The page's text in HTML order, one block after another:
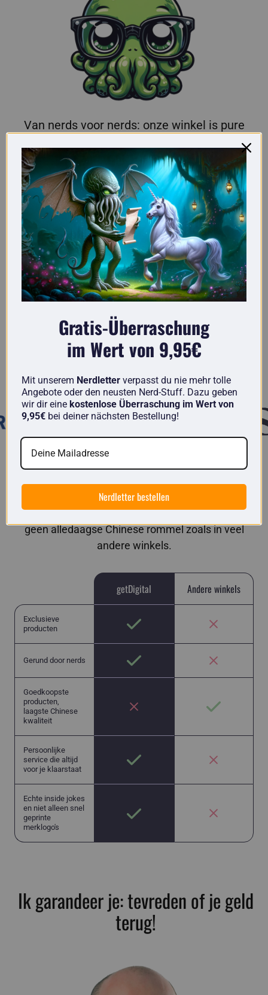
Van nerds voor nerds: onze winkel is pure
Hier vind je echt originele cadeaus voor
nerds.
Bekend van
getDigital in vergelijking
Hier vind je unieke spullen van nerds voor nerds en
geen alledaagse Chinese rommel zoals in veel
andere winkels.
getDigital Andere winkels
Exclusieve
producten
Gerund door nerds
Goedkoopste
producten,
laagste Chinese
kwaliteit
Persoonlijke
service die altijd
voor je klaarstaat
Echte inside jokes
en niet alleen snel
geprinte
merklogo's
Ik garandeer je: tevreden of je geld
terug!
Gratis-Überraschung
im Wert von 9,95€
Mit unserem Nerdletter verpasst du nie mehr tolle
Angebote oder den neusten Nerd-Stuff. Dazu geben
wir dir eine kostenlose Überraschung im Wert von
9,95€ bei deiner nächsten Bestellung!
Nerdletter bestellen